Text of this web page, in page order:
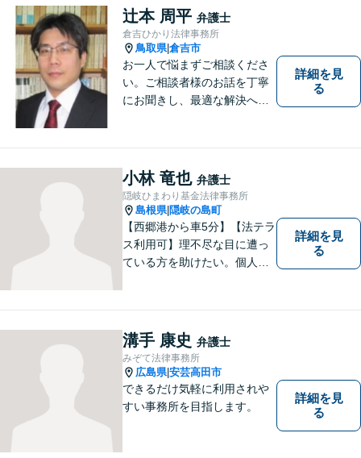
ている方も、お気軽にご相談
ください！【駐車場有】
辻本 周平 弁護士
倉吉ひかり法律事務所
鳥取県|倉吉市
お一人で悩まずご相談くださ
い。ご相談者様のお話を丁寧
にお聞きし、最適な解決へと
詳細を見
る
小林 竜也 弁護士
隠岐ひまわり基金法律事務所
島根県|隠岐の島町
【西郷港から車5分】【法テラ
ス利用可】理不尽な目に遭っ
ている方を助けたい。個人・
え込むことなく、まずはお気
軽にご相談ください。【電話
相談可】
詳細を見
る
溝手 康史 弁護士
みぞて法律事務所
広島県|安芸高田市
できるだけ気軽に利用されや
すい事務所を目指します。
詳細を見
る